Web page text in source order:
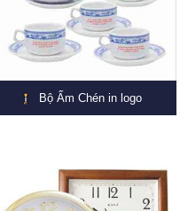
Bộ Ấm Chén in logo